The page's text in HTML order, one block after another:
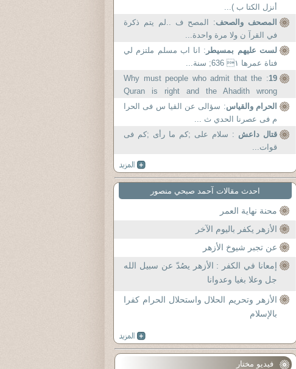
أنزل الكتا ب )...
المصحف والصحف: المصح ف ..لم يتم ذكرة
في القرآ ن ولا مرة واحدة...
لست عليهم بمسيطر : انا اب مسلم ملتزم لي
فتاة عمرها ١ 636; سنة...
19
: Why must people who admit that the
Quran is right and the Ahadith wrong
necessaril y ...
الحرام والقياس: سؤالى عن القيا س فى الحرا
م فى عصرنا الحدي ث ...
قتال داعش : سلام علی ;کم ما رأی ;کم فی
قوات...
احدث مقالات آحمد صبحي منصور
محنة نهاية العمر
الأزهر يكفر باليوم الآخر
عن تجبر شيوخ الأزهر
إمعانا في الكفر : الأزهر يصُدّ عن سبيل الله
جل وعلا بغيا وعدوانا
الأزهر وتحريم الحلال واستحلال الحرام كفرا
بالإسلام
فيديو مختار